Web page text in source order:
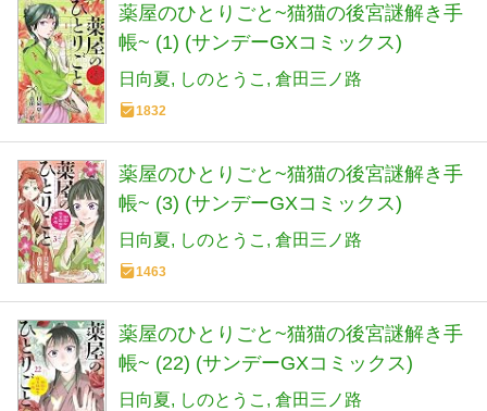
薬屋のひとりごと~猫猫の後宮謎解き手
帳~ (1) (サンデーGXコミックス)
日向夏 しのとうこ 倉田三ノ路
1832
薬屋のひとりごと~猫猫の後宮謎解き手
帳~ (3) (サンデーGXコミックス)
日向夏 しのとうこ 倉田三ノ路
1463
薬屋のひとりごと~猫猫の後宮謎解き手
帳~ (22) (サンデーGXコミックス)
日向夏 しのとうこ 倉田三ノ路